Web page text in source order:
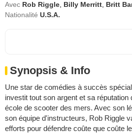
Avec Rob Riggle Billy Merritt Britt
Nationalité U.S.A.
Synopsis & Info
Une star de comédies à succès
investit tout son argent et sa réputation
école de scooter des mers. Avec son
son équipe d'instructeurs, Rob Riggle
efforts pour défendre coûte que coûte